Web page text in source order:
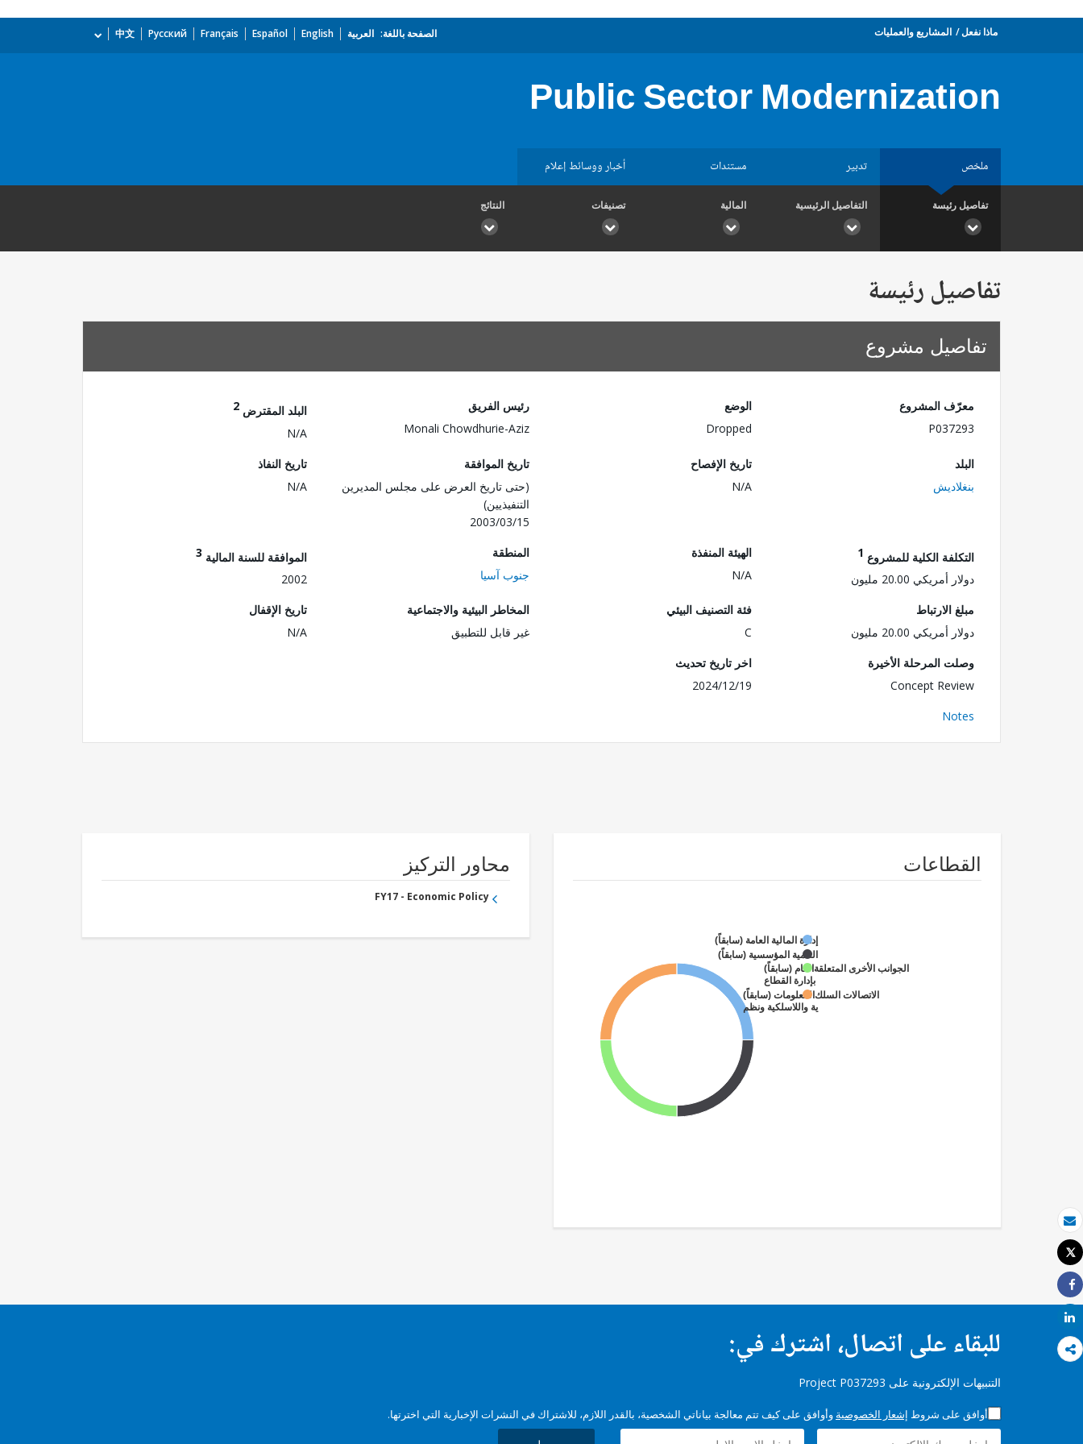
بريد الكتروني
طباعة
Tweet
Share
Share
ماذا نفعل المشاريع والعمليات الصفحة باللغة: العربية English
Español
Français
Русский
中文
Public Sector Modernization
ملخص تدبير مستندات أخبار ووسائط إعلام
تفاصيل رئيسة التفاصيل الرئيسية المالية تصنيفات النتائج
تفاصيل رئيسة
تفاصيل مشروع
معرّف المشروع
P037293
الوضع
Dropped
رئيس الفريق
Monali Chowdhurie-Aziz
البلد المقترض 2
N/A
البلد
بنغلاديش
تاريخ الإفصاح
N/A
تاريخ الموافقة
(حتى تاريخ العرض على مجلس المديرين
التنفيذيين)
2003/03/15
تاريخ النفاذ
N/A
التكلفة الكلية للمشروع 1
دولار أمريكي 20.00 مليون
الهيئة المنفذة
N/A
المنطقة
جنوب آسيا
الموافقة للسنة المالية 3
2002
مبلغ الارتباط
دولار أمريكي 20.00 مليون
فئة التصنيف البيئي
C
المخاطر البيئية والاجتماعية
غير قابل للتطبيق
تاريخ الإقفال
N/A
وصلت المرحلة الأخيرة
Concept Review
اخر تاريخ تحديث
2024/12/19
Notes
القطاعات
إدارة المالية العامة (سابقاً)
التنمية المؤسسية (سابقاً)
الجوانب الأخرى المتعلقة بإدارة القطاع
العام (سابقاً)
الاتصالات السلكية واللاسلكية ونظم
المعلومات (سابقاً)
محاور التركيز
FY17 - Economic Policy
للبقاء على اتصال، اشترك في:
التنبيهات الإلكترونية على Project P037293
أوافق على شروط إشعار الخصوصية وأوافق على كيف تتم معالجة بياناتي الشخصية، بالقدر اللازم، للاشتراك في النشرات الإخبارية التي اخترتها.